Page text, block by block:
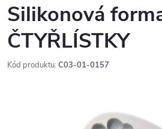
Silikonová
ČTYŘLÍSTKY
Kód produktu: C03-01-0157